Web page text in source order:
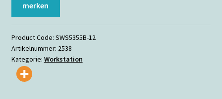
merken
Product Code: SWS5355B-12
Artikelnummer: 2538
Kategorie: Workstation